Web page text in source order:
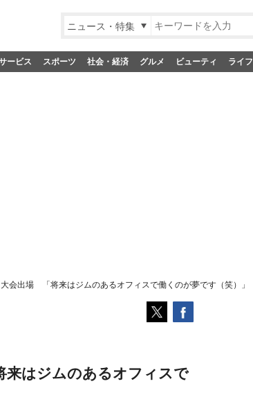
ニュース・特集
ービス スポーツ 社会・経済 グルメ ビューティ ライフ
会出場 「将来はジムのあるオフィスで働くのが夢です（笑）」
はジムのあるオフィスで